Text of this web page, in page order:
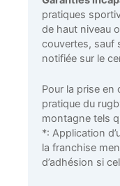
pratiques
de haut niveau
couvertes, sauf
notifiée sur le
Pour la prise en
pratique du
montagne tels
*: Application
la franchise
d’adhésion si